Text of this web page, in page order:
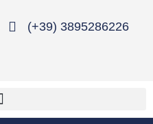
(+39) 3895286226